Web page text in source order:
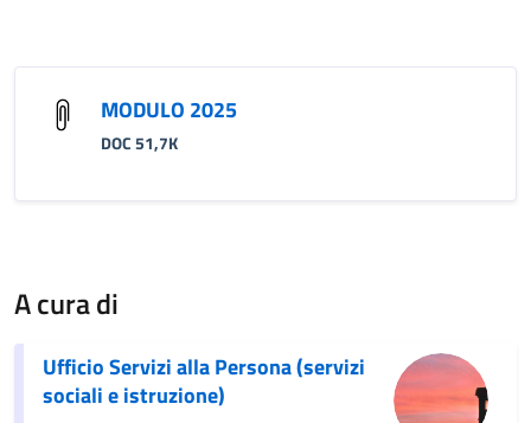
MODULO 2025
DOC 51,7K
A cura di
Ufficio Servizi alla Persona (servizi
sociali e istruzione)